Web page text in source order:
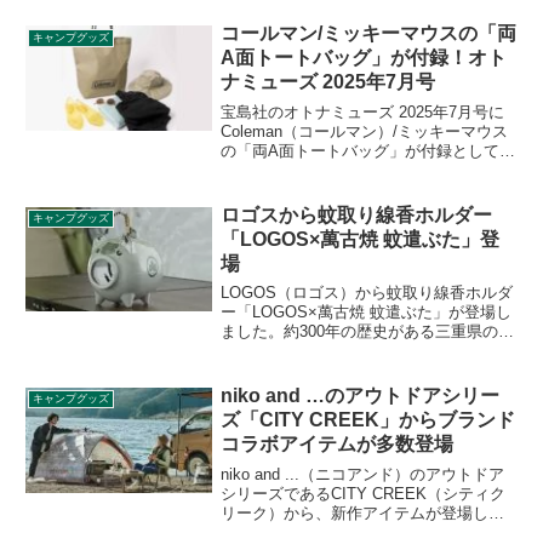
薄型コンパクトテーブルです。詳細をレ
ビューします。
キャンプグッズ
コールマン/ミッキーマウスの「両
A面トートバッグ」が付録！オト
ナミューズ 2025年7月号
宝島社のオトナミューズ 2025年7月号に
Coleman（コールマン）/ミッキーマウス
の「両A面トートバッグ」が付録として付
ッグで、本体生地は丈夫なリップストッ
プ素材を採用しています。詳細をレビュ
ーします。
キャンプグッズ
ロゴスから蚊取り線香ホルダー
「LOGOS×萬古焼 蚊遣ぶた」登
場
LOGOS（ロゴス）から蚊取り線香ホルダ
ー「LOGOS×萬古焼 蚊遣ぶた」が登場し
ました。約300年の歴史がある三重県の伝
す。詳細をレビューします。
キャンプグッズ
niko and …のアウトドアシリー
ズ「CITY CREEK」からブランド
コラボアイテムが多数登場
niko and ...（ニコアンド）のアウトドア
シリーズであるCITY CREEK（シティク
リーク）から、新作アイテムが登場しま